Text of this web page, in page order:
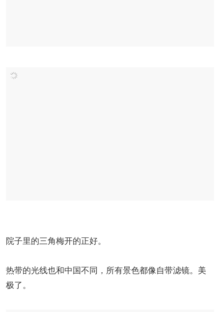
院子里的三角梅开的正好。
热带的光线也和中国不同，所有景色都像自带滤镜。美
极了。